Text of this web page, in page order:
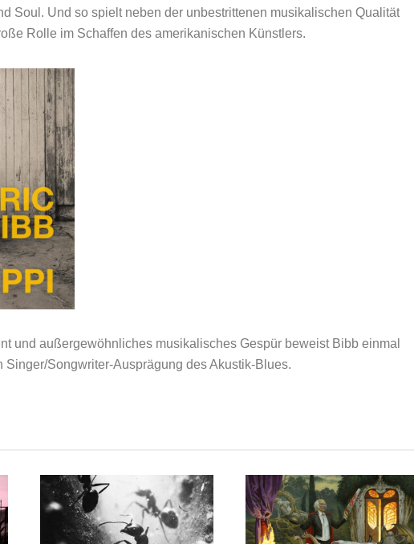
Soul. Und so spielt neben der unbestrittenen musikalischen Qualität
Rolle im Schaffen des amerikanischen Künstlers.
und außergewöhnliches musikalisches Gespür beweist Bibb einmal
Singer/Songwriter-Ausprägung des Akustik-Blues.